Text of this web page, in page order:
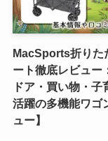
MacSports折りた
ート徹底レビュー
ドア・買い物・子
活躍の多機能ワゴ
ュー】